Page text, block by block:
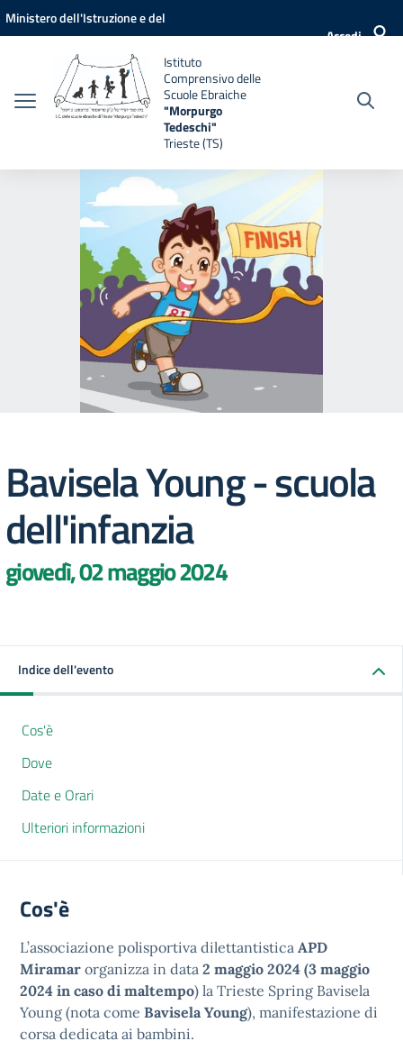
Vai ai contenuti
Vai al menu di navigazione
Vai al footer
Ministero dell'Istruzione e del
Accedi
Istituto
Comprensivo delle
Scuole Ebraiche
"Morpurgo
Tedeschi"
Trieste (TS)
Bavisela Young - scuola
dell'infanzia
giovedì, 02 maggio 2024
Indice dell'evento
Cos'è
Dove
Date e Orari
Ulteriori informazioni
Cos'è
L’associazione polisportiva dilettantistica APD
Miramar organizza in data 2 maggio 2024 (3 maggio
2024 in caso di maltempo) la Trieste Spring Bavisela
Young (nota come Bavisela Young), manifestazione di
corsa dedicata ai bambini.